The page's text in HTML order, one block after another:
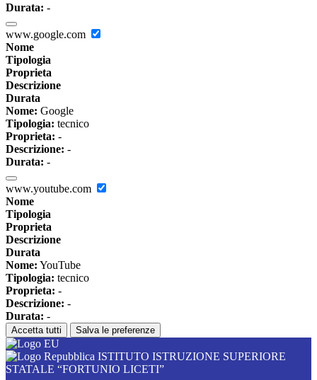
Durata: -
www.google.com
Nome
Tipologia
Proprieta
Descrizione
Durata
Nome: Google
Tipologia: tecnico
Proprieta: -
Descrizione: -
Durata: -
www.youtube.com
Nome
Tipologia
Proprieta
Descrizione
Durata
Nome: YouTube
Tipologia: tecnico
Proprieta: -
Descrizione: -
Durata: -
Accetta tutti Salva le preferenze
ISTITUTO ISTRUZIONE SUPERIORE
STATALE “FORTUNIO LICETI”